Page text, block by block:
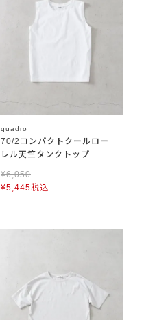
quadro
70/2コンパクトクールロー
レル天竺タンクトップ
¥6,050
¥5,445税込